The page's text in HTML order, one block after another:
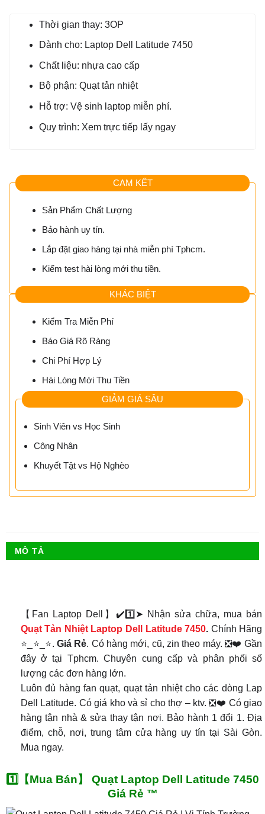
Thời gian thay: 3OP
Dành cho: Laptop Dell Latitude 7450
Chất liệu: nhựa cao cấp
Bộ phận: Quạt tản nhiệt
Hỗ trợ: Vệ sinh laptop miễn phí.
Quy trình: Xem trực tiếp lấy ngay
CAM KẾT
Sản Phẩm Chất Lượng
Bảo hành uy tín.
Lắp đặt giao hàng tại nhà miễn phí Tphcm.
Kiểm test hài lòng mới thu tiền.
KHÁC BIỆT
Kiểm Tra Miễn Phí
Báo Giá Rõ Ràng
Chi Phí Hợp Lý
Hài Lòng Mới Thu Tiền
GIẢM GIÁ SÂU
Sinh Viên vs Học Sinh
Công Nhân
Khuyết Tật vs Hộ Nghèo
MÔ TẢ
【Fan Laptop Dell】✔️1️⃣➤ Nhận sửa chữa, mua bán
Quạt Tản Nhiệt Laptop Dell Latitude 7450. Chính Hãng
⭐_⭐_⭐. Giá Rẻ. Có hàng mới, cũ, zin theo máy. ❎❤️ Gần
đây ở tại Tphcm. Chuyên cung cấp và phân phối số
lượng các đơn hàng lớn.
Luôn đủ hàng fan quạt, quạt tản nhiệt cho các dòng Lap
Dell Latitude. Có giá kho và sỉ cho thợ – ktv. ❎❤️ Có giao
hàng tận nhà & sửa thay tận nơi. Bảo hành 1 đổi 1. Địa
điểm, chỗ, nơi, trung tâm cửa hàng uy tín tại Sài Gòn.
Mua ngay.
1️⃣【Mua Bán】 Quạt Laptop Dell Latitude 7450
Giá Rẻ ™